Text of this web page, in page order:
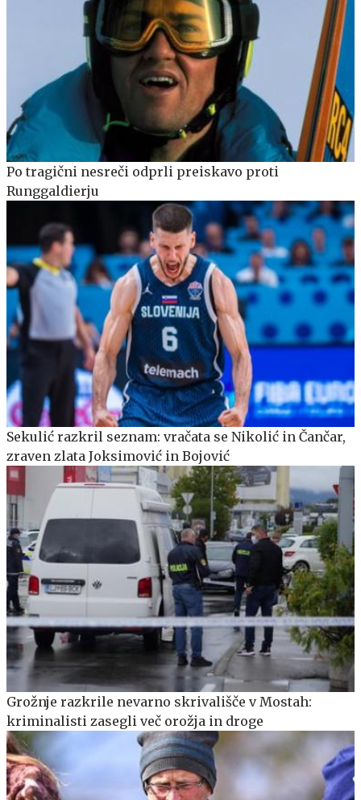
Po tragični nesreči odprli preiskavo proti
Runggaldierju
Sekulić razkril seznam: vračata se Nikolić in Čančar,
zraven zlata Joksimović in Bojović
Grožnje razkrile nevarno skrivališče v Mostah:
kriminalisti zasegli več orožja in droge